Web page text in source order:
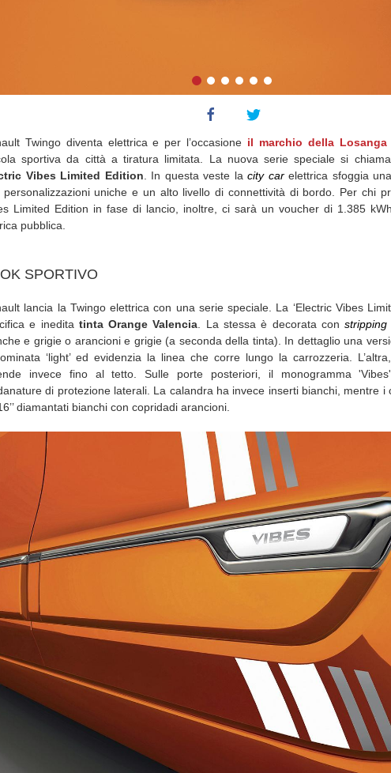
Twingo diventa elettrica e per l’occasione il marchio della Losanga
sportiva da città a tiratura limitata. La nuova serie speciale si chiama
Vibes Limited Edition . In questa veste la city carelettrica sfoggia
personalizzazioni uniche e un alto livello di connettività di bordo. Per chi
Limited Edition in fase di lancio, inoltre, ci sarà un voucher di 1.385
pubblica.
SPORTIVO
lancia la Twingo elettrica con una serie speciale. La ‘Electric Vibes
e inedita tinta Orange Valencia . La stessa è decorata constripping
e grigie o arancioni e grigie (a seconda della tinta). In dettaglio una
‘light’ ed evidenzia la linea che corre lungo la carrozzeria.
invece fino al tetto. Sulle porte posteriori, il monogramma
di protezione laterali. La calandra ha invece inserti bianchi, mentre i
diamantati bianchi con copridadi arancioni.